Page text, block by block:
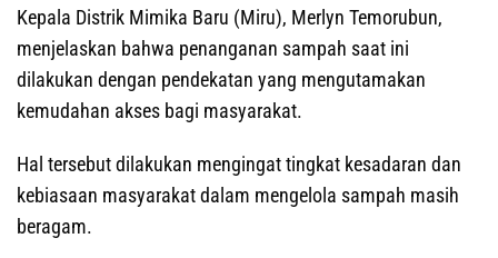
Kepala Distrik Mimika Baru (Miru), Merlyn Temorubun,
menjelaskan bahwa penanganan sampah saat ini
dilakukan dengan pendekatan yang mengutamakan
kemudahan akses bagi masyarakat.
Hal tersebut dilakukan mengingat tingkat kesadaran dan
kebiasaan masyarakat dalam mengelola sampah masih
beragam.